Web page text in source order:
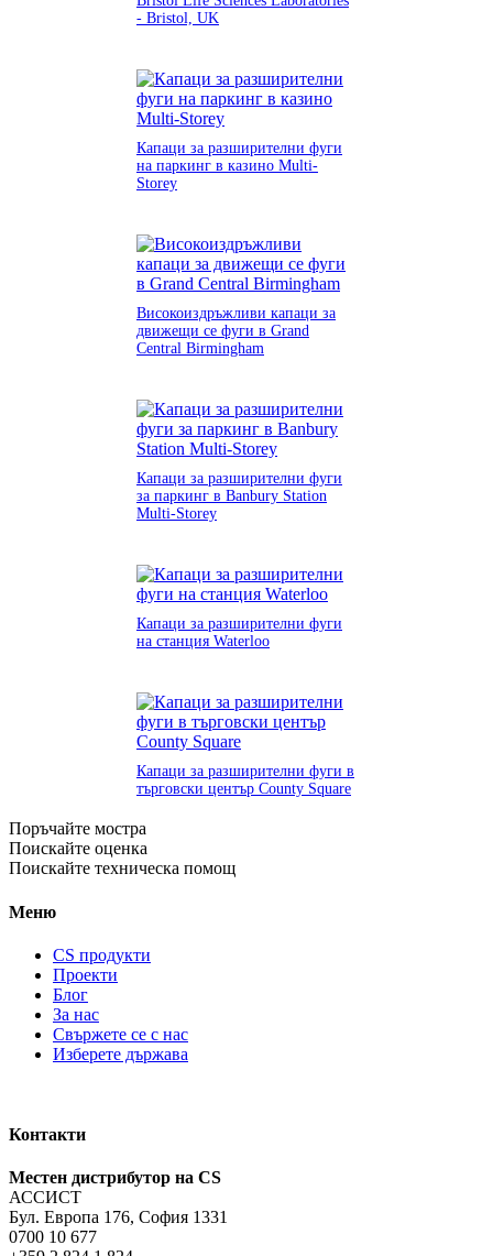
- Bristol, UK
Капаци за разширителни фуги
на паркинг в казино Multi-
Storey
Високоиздръжливи капаци за
движещи се фуги в Grand
Central Birmingham
Капаци за разширителни фуги
за паркинг в Banbury Station
Multi-Storey
Капаци за разширителни фуги
на станция Waterloo
Капаци за разширителни фуги в
търговски център County Square
Поръчайте мостра
Поискайте оценка
Поискайте техническа помощ
Меню
CS продукти
Проекти
Блог
За нас
Свържете се с нас
Изберете държава
Контакти
Местен дистрибутор на CS
АССИСТ
Бул. Европа 176, София 1331
0700 10 677